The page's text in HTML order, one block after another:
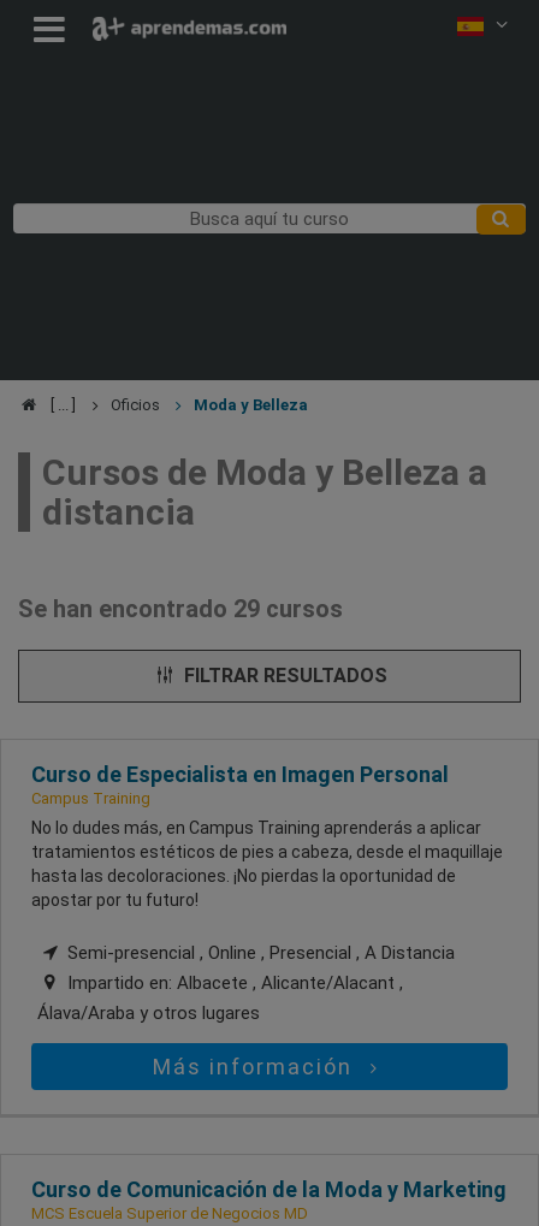
Oficios Moda y Belleza
Cursos de Moda y Belleza a
distancia
Se han encontrado 29 cursos
FILTRAR RESULTADOS
Curso de Especialista en Imagen Personal
Campus Training
No lo dudes más, en Campus Training aprenderás a aplicar
tratamientos estéticos de pies a cabeza, desde el maquillaje
hasta las decoloraciones. ¡No pierdas la oportunidad de
apostar por tu futuro!
Semi-presencial , Online , Presencial , A Distancia
Impartido en: Albacete , Alicante/Alacant ,
Álava/Araba y otros lugares
Más información
Curso de Comunicación de la Moda y Marketing
MCS Escuela Superior de Negocios MD